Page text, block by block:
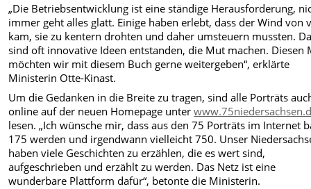
„Die Betriebsentwicklung ist eine ständige Herausforderung,
immer geht alles glatt. Einige haben erlebt, dass der Wind von
kam, sie zu kentern drohten und daher umsteuern mussten.
sind oft innovative Ideen entstanden, die Mut machen. Diesen
möchten wir mit diesem Buch gerne weitergeben“, erklärte
Ministerin Otte-Kinast.
Um die Gedanken in die Breite zu tragen, sind alle Porträts
online auf der neuen Homepage unter
lesen. „Ich wünsche mir, dass aus den 75 Porträts im Internet
175 werden und irgendwann vielleicht 750. Unser
haben viele Geschichten zu erzählen, die es wert sind,
aufgeschrieben und erzählt zu werden. Das Netz ist eine
wunderbare Plattform dafür“, betonte die Ministerin.